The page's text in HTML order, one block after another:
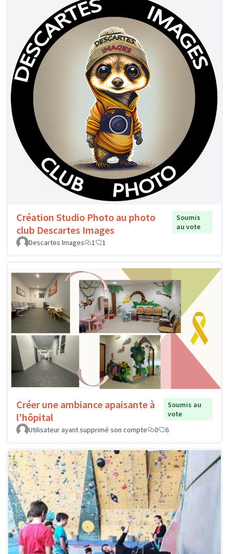
Création Studio Photo au photo
club Descartes Images
Soumis
au vote
Descartes Images
1 1
Créer une ambiance apaisante à
l'hôpital
Soumis au
vote
Utilisateur ayant supprimé son compte
0 6